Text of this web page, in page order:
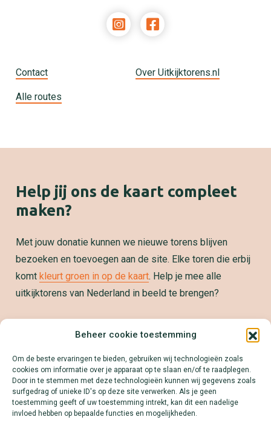
Beheer cookie toestemming
Om de beste ervaringen te bieden, gebruiken wij technologieën zoals
cookies om informatie over je apparaat op te slaan en/of te raadplegen.
Door in te stemmen met deze technologieën kunnen wij gegevens zoals
surfgedrag of unieke ID's op deze site verwerken. Als je geen
toestemming geeft of uw toestemming intrekt, kan dit een nadelige
invloed hebben op bepaalde functies en mogelijkheden.
Contact Over Uitkijktorens.nl
Alle routes
Help jij ons de kaart compleet
maken?
Met jouw donatie kunnen we nieuwe torens blijven
bezoeken en toevoegen aan de site. Elke toren die erbij
komt kleurt groen in op de kaart. Help je mee alle
uitkijktorens van Nederland in beeld te brengen?
Samenwerken?
kaart! Download onze Mediakit en ontdek alle
mogelijkheden.
Lees meer